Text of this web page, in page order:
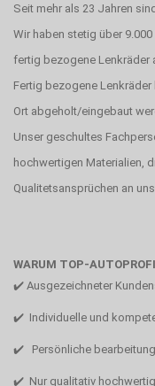
Seit mehr als 23 Jahren
Wir haben stetig über
fertig bezogene Lenkräder
Fertig bezogene
Ort abgeholt/eingebaut
Unser geschultes
hochwertigen Materialien,
Qualitetsansprüchen an
WARUM TOP-
✔️ Ausgezeichneter
✔️ Individuelle und
✔️ Persönliche bearbeitung
✔️ Nur qualitativ